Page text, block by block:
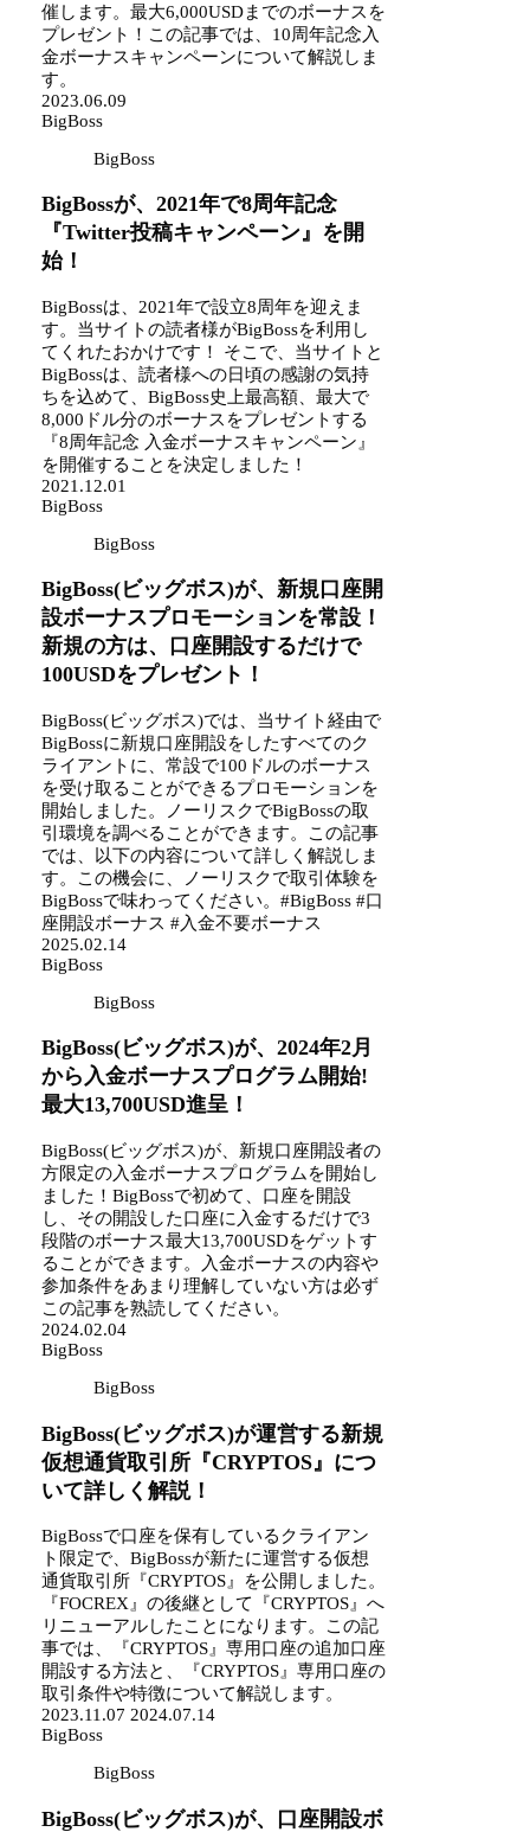
催します。最大6,000USDまでのボーナスを
プレゼント！この記事では、10周年記念入
金ボーナスキャンペーンについて解説しま
す。
2023.06.09
BigBoss
BigBoss
BigBossが、2021年で8周年記念
『Twitter投稿キャンペーン』を開
始！
BigBossは、2021年で設立8周年を迎えま
す。当サイトの読者様がBigBossを利用し
てくれたおかけです！ そこで、当サイトと
BigBossは、読者様への日頃の感謝の気持
ちを込めて、BigBoss史上最高額、最大で
8,000ドル分のボーナスをプレゼントする
『8周年記念 入金ボーナスキャンペーン』
を開催することを決定しました！
2021.12.01
BigBoss
BigBoss
BigBoss(ビッグボス)が、新規口座開
設ボーナスプロモーションを常設！
新規の方は、口座開設するだけで
100USDをプレゼント！
BigBoss(ビッグボス)では、当サイト経由で
BigBossに新規口座開設をしたすべてのク
ライアントに、常設で100ドルのボーナス
を受け取ることができるプロモーションを
開始しました。ノーリスクでBigBossの取
引環境を調べることができます。この記事
では、以下の内容について詳しく解説しま
す。この機会に、ノーリスクで取引体験を
BigBossで味わってください。#BigBoss #口
座開設ボーナス #入金不要ボーナス
2025.02.14
BigBoss
BigBoss
BigBoss(ビッグボス)が、2024年2月
から入金ボーナスプログラム開始!
最大13,700USD進呈！
BigBoss(ビッグボス)が、新規口座開設者の
方限定の入金ボーナスプログラムを開始し
ました！BigBossで初めて、口座を開設
し、その開設した口座に入金するだけで3
段階のボーナス最大13,700USDをゲットす
ることができます。入金ボーナスの内容や
参加条件をあまり理解していない方は必ず
この記事を熟読してください。
2024.02.04
BigBoss
BigBoss
BigBoss(ビッグボス)が運営する新規
仮想通貨取引所『CRYPTOS』につ
いて詳しく解説！
BigBossで口座を保有しているクライアン
ト限定で、BigBossが新たに運営する仮想
通貨取引所『CRYPTOS』を公開しました。
『FOCREX』の後継として『CRYPTOS』へ
リニューアルしたことになります。この記
事では、『CRYPTOS』専用口座の追加口座
開設する方法と、『CRYPTOS』専用口座の
取引条件や特徴について解説します。
2023.11.07 2024.07.14
BigBoss
BigBoss
BigBoss(ビッグボス)が、口座開設ボ